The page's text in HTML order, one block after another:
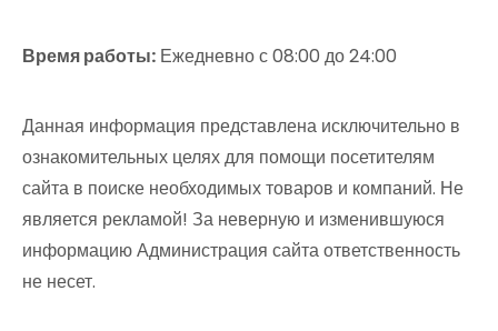
Время работы: Ежедневно с 08:00 до 24:00
Данная информация представлена исключительно в
ознакомительных целях для помощи посетителям
сайта в поиске необходимых товаров и компаний. Не
является рекламой! За неверную и изменившуюся
информацию Администрация сайта ответственность
не несет.